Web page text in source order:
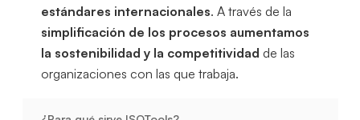
estándares internacionales. A través de la
simplificación de los procesos aumentamos
la sostenibilidad y la competitividad de las
organizaciones con las que trabaja.